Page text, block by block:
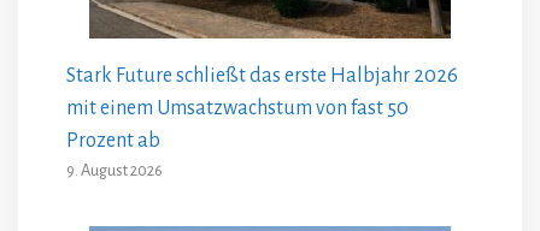
Stark Future schließt das erste Halbjahr 2026
mit einem Umsatzwachstum von fast 50
Prozent ab
9. August 2026